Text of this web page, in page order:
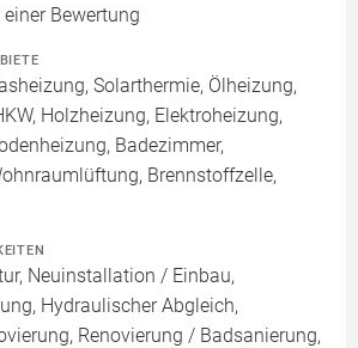
Bewertung
Solarthermie, Ölheizung,
Holzheizung, Elektroheizung,
Badezimmer,
Brennstoffzelle,
Neuinstallation / Einbau,
Hydraulischer Abgleich,
Renovierung / Badsanierung,